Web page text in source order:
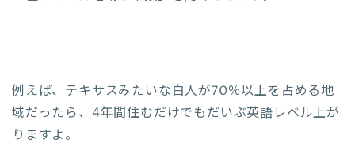
例えば、テキサスみたいな白人が70％以上を占める地
域だったら、4年間住むだけでもだいぶ英語レベル上が
りますよ。